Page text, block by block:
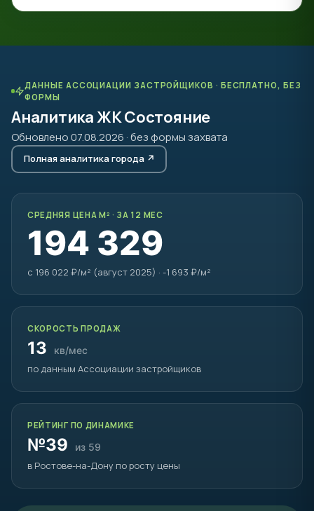
ДАННЫЕ АССОЦИАЦИИ ЗАСТРОЙЩИКОВ · БЕСПЛАТНО, БЕЗ
ФОРМЫ
Аналитика ЖК Состояние
Обновлено 07.08.2026 · без формы захвата
Полная аналитика города ↗
СРЕДНЯЯ ЦЕНА М² · ЗА 12 МЕС
194 329
с 196 022 ₽/м² (август 2025) · -1 693 ₽/м²
СКОРОСТЬ ПРОДАЖ
13 кв/мес
по данным Ассоциации застройщиков
РЕЙТИНГ ПО ДИНАМИКЕ
№39 из 59
в Ростове-на-Дону по росту цены